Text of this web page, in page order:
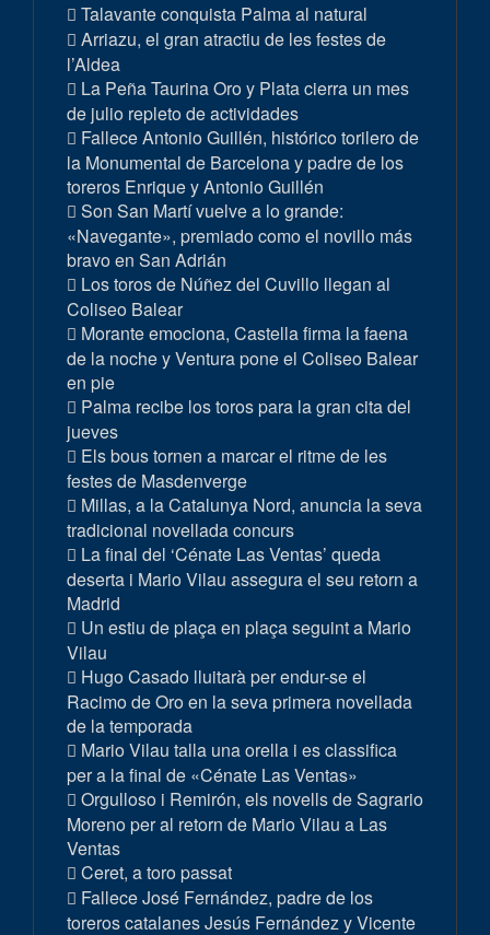
Talavante conquista Palma al natural
Arriazu, el gran atractiu de les festes de
l’Aldea
La Peña Taurina Oro y Plata cierra un mes
de julio repleto de actividades
Fallece Antonio Guillén, histórico torilero de
la Monumental de Barcelona y padre de los
toreros Enrique y Antonio Guillén
Son San Martí vuelve a lo grande:
«Navegante», premiado como el novillo más
bravo en San Adrián
Los toros de Núñez del Cuvillo llegan al
Coliseo Balear
Morante emociona, Castella firma la faena
de la noche y Ventura pone el Coliseo Balear
en pie
Palma recibe los toros para la gran cita del
jueves
Els bous tornen a marcar el ritme de les
festes de Masdenverge
Millas, a la Catalunya Nord, anuncia la seva
tradicional novellada concurs
La final del ‘Cénate Las Ventas’ queda
deserta i Mario Vilau assegura el seu retorn a
Madrid
Un estiu de plaça en plaça seguint a Mario
Vilau
Hugo Casado lluitarà per endur-se el
Racimo de Oro en la seva primera novellada
de la temporada
Mario Vilau talla una orella i es classifica
per a la final de «Cénate Las Ventas»
Orgulloso i Remirón, els novells de Sagrario
Moreno per al retorn de Mario Vilau a Las
Ventas
Ceret, a toro passat
Fallece José Fernández, padre de los
toreros catalanes Jesús Fernández y Vicente